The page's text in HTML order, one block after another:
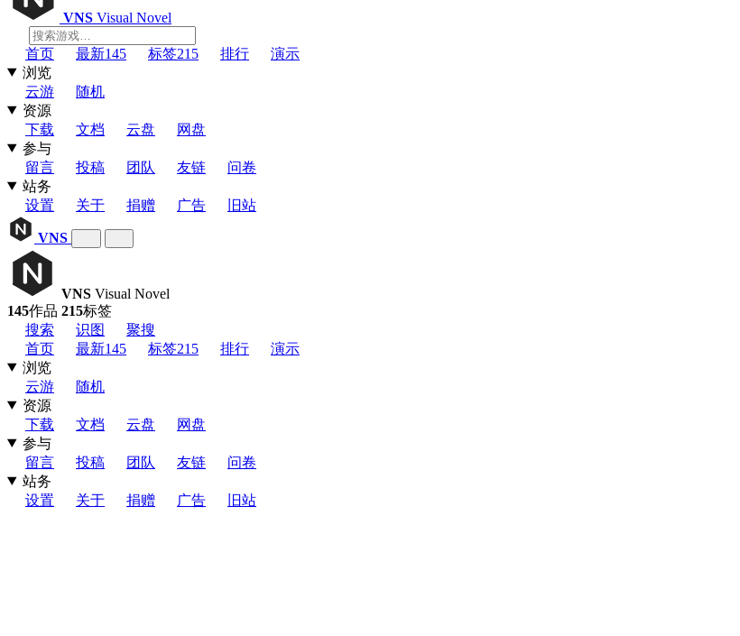
VNS Visual Novel
首页 最新145 标签215 排行
演示
浏览
云游
随机
资源
下载
文档 云盘
网盘
参与
留言
投稿 团队 友链
问卷
站务
设置
关于 捐赠 广告 旧站
VNS
VNS Visual Novel
145作品 215标签
搜索
识图
聚搜
首页
最新145 标签215 排行
演示
浏览
云游
随机
资源
下载
文档 云盘
网盘
参与
留言
投稿 团队 友链
问卷
站务
设置
关于 捐赠 广告 旧站